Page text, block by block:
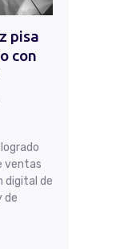
pisa
con
ventas
digital de
de